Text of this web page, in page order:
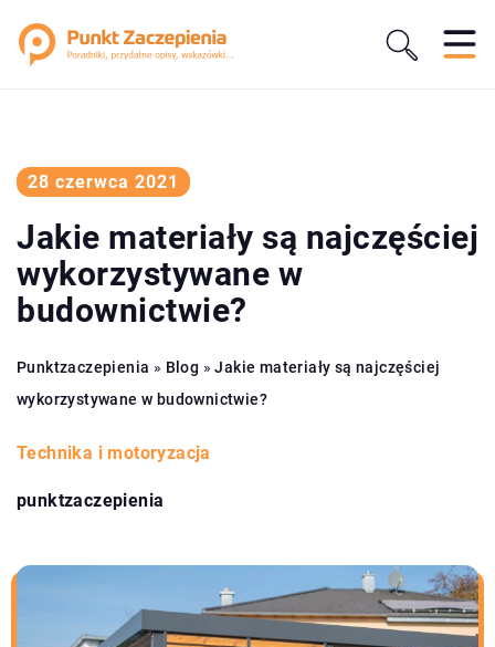
28 czerwca 2021
Jakie materiały są najczęściej
wykorzystywane w
budownictwie?
Punktzaczepienia » Blog »Jakie materiały są najczęściej
wykorzystywane w budownictwie?
Technika i motoryzacja
punktzaczepienia